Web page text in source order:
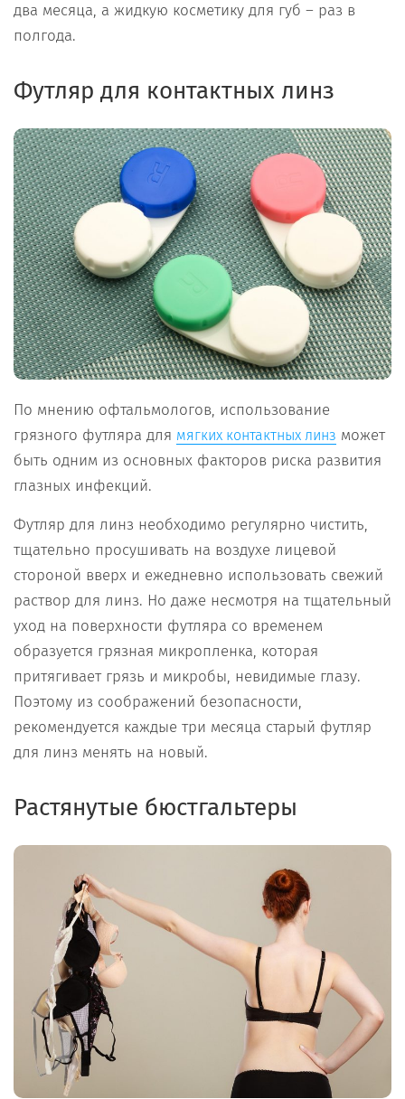
два месяца, а жидкую косметику для губ – раз в
полгода.
Футляр для контактных линз
По мнению офтальмологов, использование
грязного футляра для мягких контактных линз может
быть одним из основных факторов риска развития
глазных инфекций.
Футляр для линз необходимо регулярно чистить,
тщательно просушивать на воздухе лицевой
стороной вверх и ежедневно использовать свежий
раствор для линз. Но даже несмотря на тщательный
уход на поверхности футляра со временем
образуется грязная микропленка, которая
притягивает грязь и микробы, невидимые глазу.
Поэтому из соображений безопасности,
рекомендуется каждые три месяца старый футляр
для линз менять на новый.
Растянутые бюстгальтеры